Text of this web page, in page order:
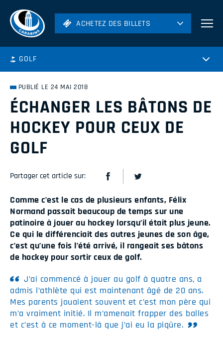
ACHETEZ DES BILLETS
ACHETEZ DES BILLETS
GOLF
PUBLIÉ LE 24 MAI 2018
ÉCHANGER LES BÂTONS DE
HOCKEY POUR CEUX DE
GOLF
Partager cet article sur:
Comme c’est le cas de plusieurs enfants, Félix
Normand passait beaucoup de temps sur une
patinoire à jouer au hockey lorsqu’il était plus jeune.
Ce qui le différenciait des autres jeunes de son âge,
c’est qu’une fois l’été arrivé, il rangeait ses bâtons
de hockey pour sortir ceux de golf.
J’ai commencé à jouer au golf à quatre ans, a
admis l’athlète qui est maintenant âgé de 20 ans.
Mes parents jouaient souvent et c’est mon père qui
m’a vraiment initié. Il m’amenait frapper des balles
et c’est à ce moment-là que j’ai eu la piqûre.